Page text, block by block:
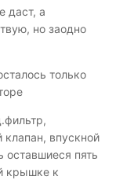
режим... и
что не
говоря я
даст, а
но заодно
только
впускной
оставшиеся пять
крышке к